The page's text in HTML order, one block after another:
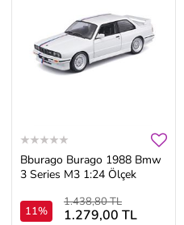
Bburago Burago 1988 Bmw
3 Series M3 1:24 Ölçek
11%
1.438,80 TL
1.279,00 TL